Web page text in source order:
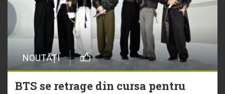
NOUTĂȚI
BTS se retrage din cursa pentru